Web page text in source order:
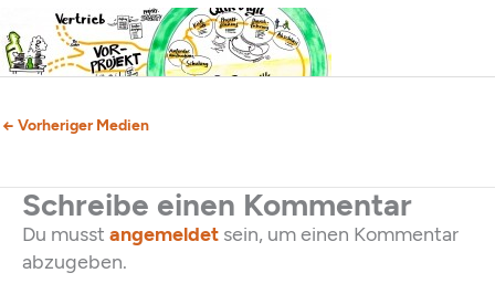
← Vorheriger Medien
Schreibe einen Kommentar
Du musst angemeldet sein, um einen Kommentar
abzugeben.